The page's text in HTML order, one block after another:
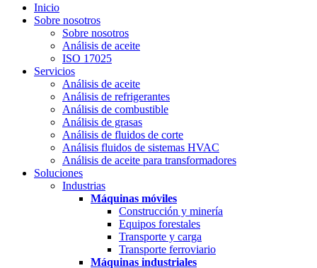
Inicio
Sobre nosotros
Sobre nosotros
Análisis de aceite
ISO 17025
Servicios
Análisis de aceite
Análisis de refrigerantes
Análisis de combustible
Análisis de grasas
Análisis de fluidos de corte
Análisis fluidos de sistemas HVAC
Análisis de aceite para transformadores
Soluciones
Industrias
Máquinas móviles
Construcción y minería
Equipos forestales
Transporte y carga
Transporte ferroviario
Máquinas industriales